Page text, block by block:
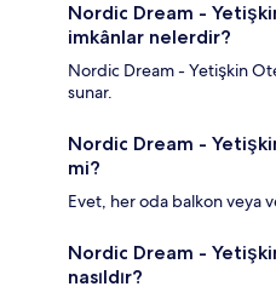
Nordic Dream -
imkânlar nelerdir?
Nordic Dream - Yetişkin
sunar.
Nordic Dream -
mi?
Evet, her oda balkon veya
Nordic Dream -
nasıldır?